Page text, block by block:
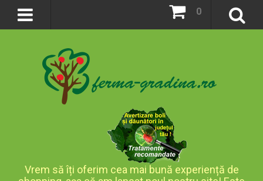
0
Vrem să îți oferim cea mai bună experiență de